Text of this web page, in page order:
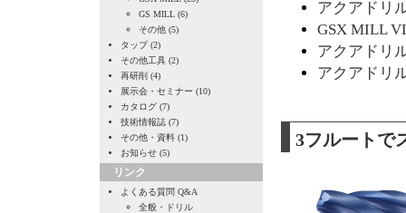
GS MILL (6)
その他 (5)
タップ (2)
その他工具 (2)
再研削 (4)
展示会・セミナー (10)
カタログ (7)
技術情報誌 (7)
その他・資料 (1)
お知らせ (5)
リンク
よくある質問 Q&A
全般・ドリル
アクアドリ
GSX MILL
アクアドリ
アクアドリ
3フルートで